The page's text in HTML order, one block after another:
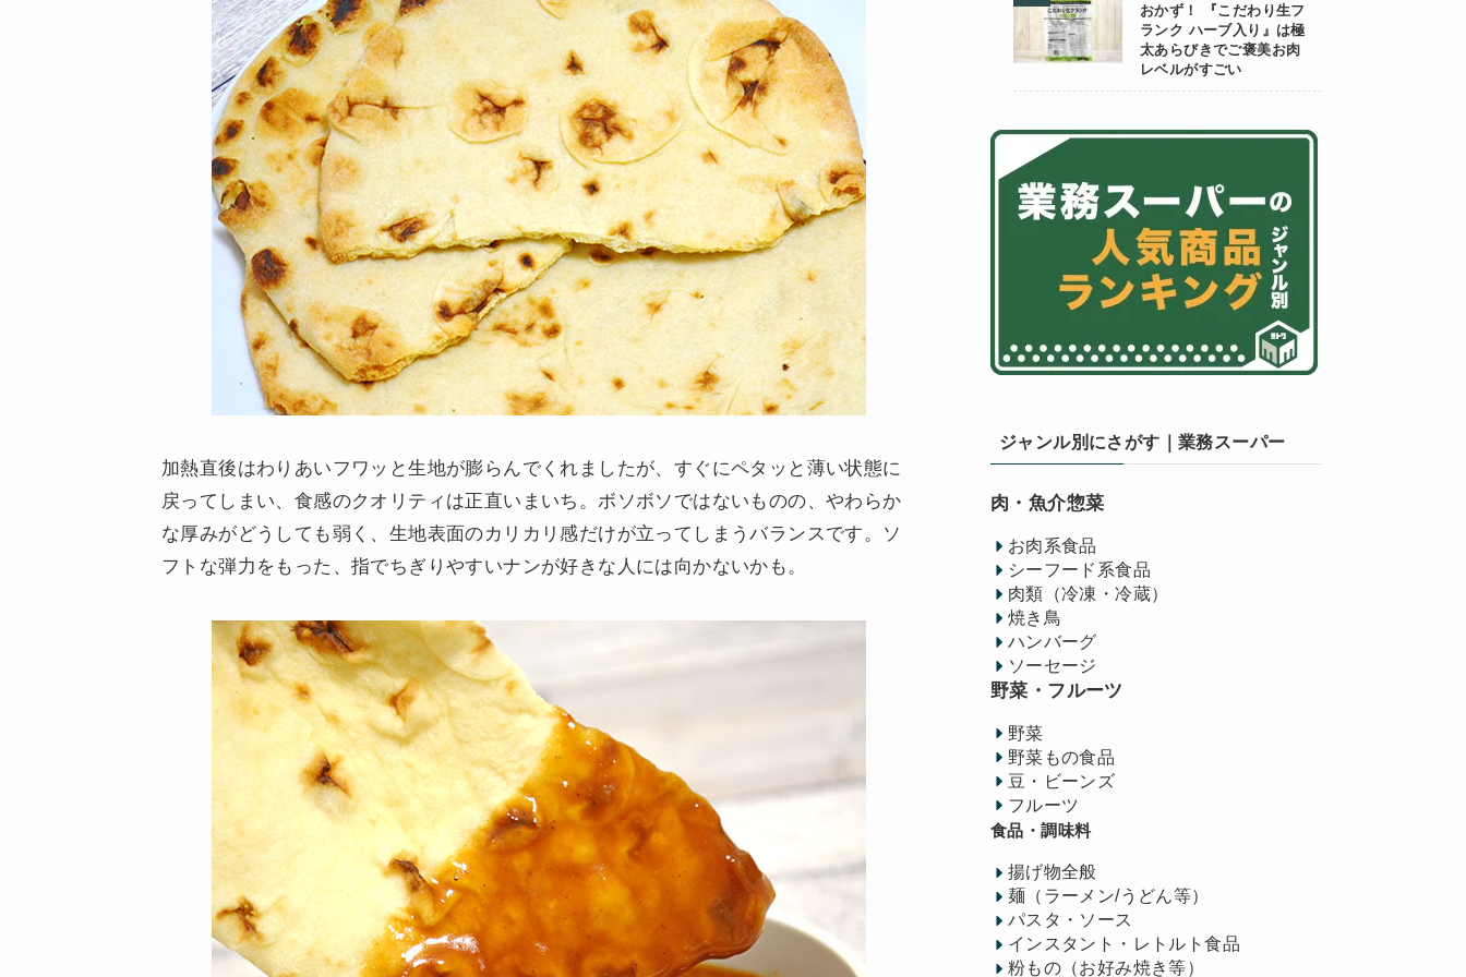
加熱直後はわりあいフワッと生地が膨らんでくれましたが、すぐにペタッと薄い状態に
戻ってしまい、食感のクオリティは正直いまいち。ボソボソではないものの、やわらか
な厚みがどうしても弱く、生地表面のカリカリ感だけが立ってしまうバランスです。ソ
フトな弾力をもった、指でちぎりやすいナンが好きな人には向かないかも。
おかず！ 『こだわり生フ
ランク ハーブ入り』は極
太あらびきでご褒美お肉
レベルがすごい
ジャンル別にさがす｜業務スーパー
肉・魚介惣菜
お肉系食品
シーフード系食品
肉類（冷凍・冷蔵）
焼き鳥
ハンバーグ
ソーセージ
野菜・フルーツ
野菜
野菜もの食品
豆・ビーンズ
フルーツ
食品・調味料
揚げ物全般
麺（ラーメン/うどん等）
パスタ・ソース
インスタント・レトルト食品
粉もの（お好み焼き等）